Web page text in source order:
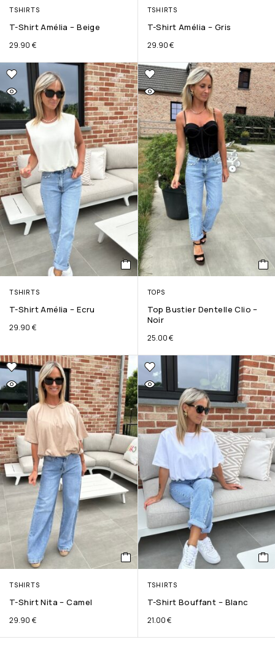
TSHIRTS
T-Shirt Amélia – Beige
29.90 €
TSHIRTS
T-Shirt Amélia – Gris
29.90€
TSHIRTS
T-Shirt Amélia – Ecru
29.90 €
TOPS
Top Bustier Dentelle Clio –
Noir
25.00€
TSHIRTS
T-Shirt Nita – Camel
29.90 €
TSHIRTS
T-Shirt Bouffant – Blanc
21.00€